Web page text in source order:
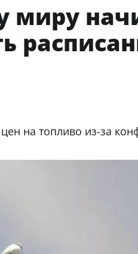
миру
на топливо из-за